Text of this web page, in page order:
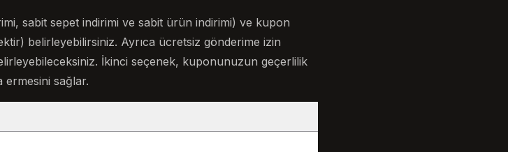
sabit sepet indirimi ve sabit ürün indirimi) ve kupon
belirleyebilirsiniz. Ayrıca ücretsiz gönderime izin
İkinci seçenek, kuponunuzun geçerlilik
ermesini sağlar.